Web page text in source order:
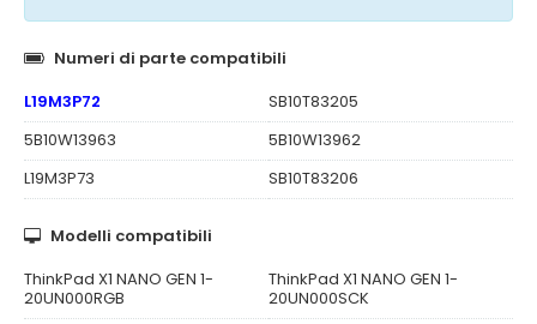
Numeri di parte compatibili
L19M3P72
SB10T83205
5B10W13963
5B10W13962
L19M3P73
SB10T83206
Modelli compatibili
ThinkPad X1 NANO GEN 1-
20UN000RGB
ThinkPad X1 NANO GEN 1-
20UN000SCK